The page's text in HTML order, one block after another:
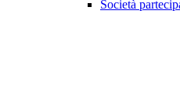
Società